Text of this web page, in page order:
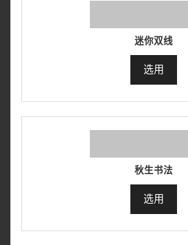
迷你双线
选用
秋生书法
选用